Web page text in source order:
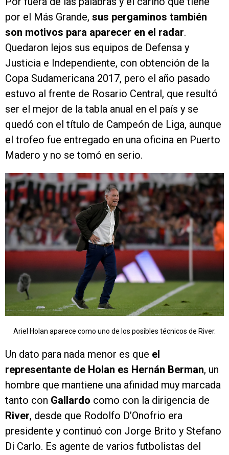
por el Más Grande, sus pergaminos también
son motivos para aparecer en el radar.
Quedaron lejos sus equipos de Defensa y
Justicia e Independiente, con obtención de la
Copa Sudamericana 2017, pero el año pasado
estuvo al frente de Rosario Central, que resultó
ser el mejor de la tabla anual en el país y se
quedó con el título de Campeón de Liga, aunque
el trofeo fue entregado en una oficina en Puerto
Madero y no se tomó en serio.
Ariel Holan aparece como uno de los posibles técnicos de River.
Un dato para nada menor es que el
representante de Holan es Hernán Berman, un
hombre que mantiene una afinidad muy marcada
tanto con Gallardo como con la dirigencia de
River, desde que Rodolfo D’Onofrio era
presidente y continuó con Jorge Brito y Stefano
Di Carlo. Es agente de varios futbolistas del